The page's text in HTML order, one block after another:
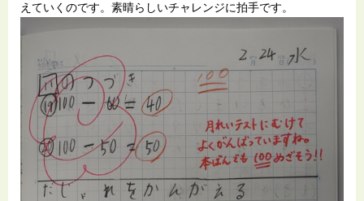
えていくのです。素晴らしいチャレンジに拍手です。